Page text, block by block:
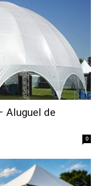
Aluguel de
0